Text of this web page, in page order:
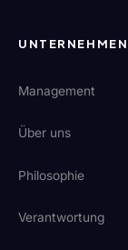
UNTERNEHMEN
Management
Über uns
Philosophie
Verantwortung